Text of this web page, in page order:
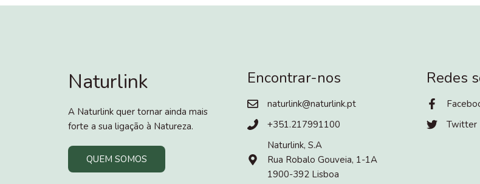
Naturlink
A Naturlink quer tornar ainda mais
forte a sua ligação à Natureza.
QUEM SOMOS
Encontrar-nos
naturlink@naturlink.pt
+351.217991100
Naturlink, S.A
Rua Robalo Gouveia, 1-1A
1900-392 Lisboa
Redes
Twitter